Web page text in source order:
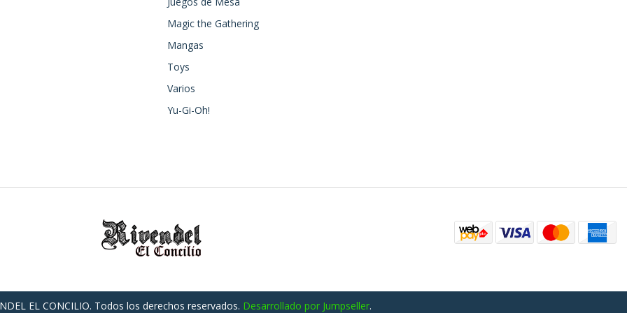
Magic the Gathering
Mangas
Toys
Varios
Yu-Gi-Oh!
EL CONCILIO. Todos los derechos reservados. Desarrollado por Jumpseller.